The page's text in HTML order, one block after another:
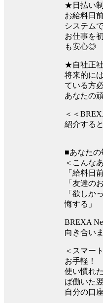
★日払い制
お給料日
システムで
お仕事を
も安心◎
★自社正社
将来的に
ている方
あなたの
＜＜
紹介する
■あなたの
＜こんな
「給料日
「友達の
「欲しか
悔する」
BREXA
向き合い
＜スマー
お手軽！
使い慣れ
ば働いた
自分の口